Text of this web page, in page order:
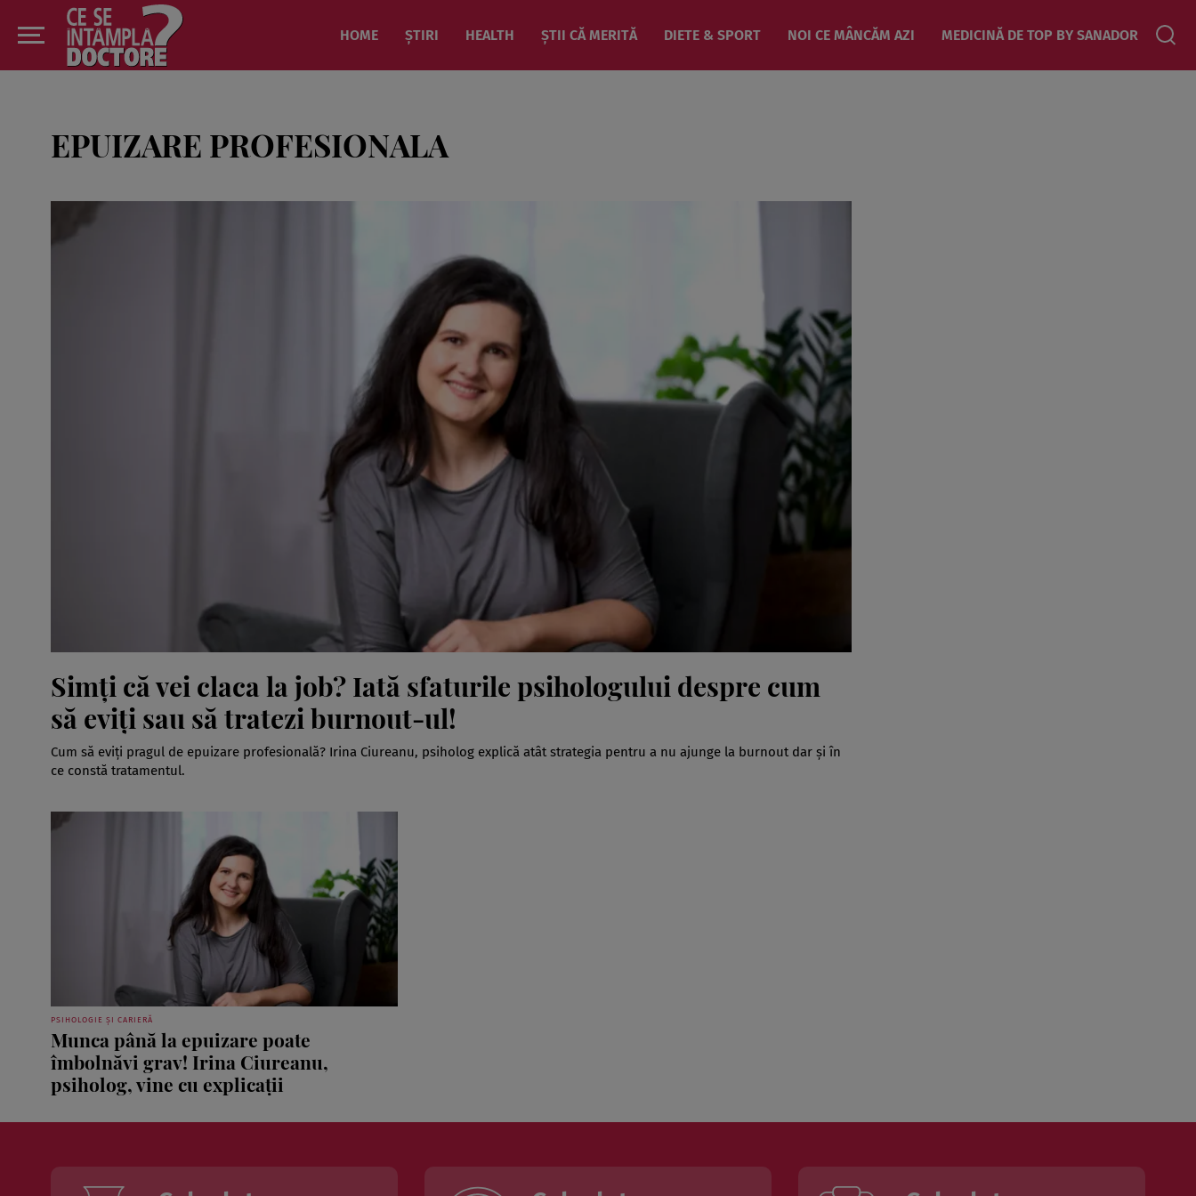
HOME ȘTIRI HEALTH ȘTII CĂ MERITĂ DIETE & SPORT NOI CE MÂNCĂM AZI MEDICINĂ DE TOP BY SANADOR
EPUIZARE PROFESIONALA
Simți că vei claca la job? Iată sfaturile psihologului despre cum
să eviți sau să tratezi burnout-ul!
Cum să eviți pragul de epuizare profesională? Irina Ciureanu, psiholog explică atât strategia pentru a nu ajunge la burnout dar și în
ce constă tratamentul.
PSIHOLOGIE ȘI CARIERĂ
Munca până la epuizare poate
îmbolnăvi grav! Irina Ciureanu,
psiholog, vine cu explicații